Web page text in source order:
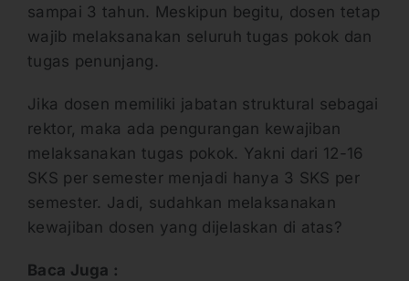
sampai 3 tahun. Meskipun begitu, dosen tetap
wajib melaksanakan seluruh tugas pokok dan
tugas penunjang.
Jika dosen memiliki jabatan struktural sebagai
rektor, maka ada pengurangan kewajiban
melaksanakan tugas pokok. Yakni dari 12-16
SKS per semester menjadi hanya 3 SKS per
semester. Jadi, sudahkan melaksanakan
kewajiban dosen yang dijelaskan di atas?
Baca Juga :